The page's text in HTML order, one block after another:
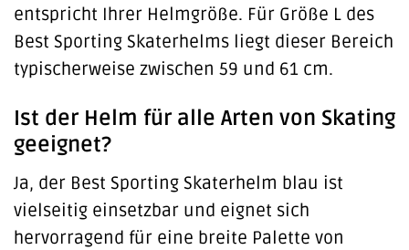
entspricht Ihrer Helmgröße. Für Größe L des
Best Sporting Skaterhelms liegt dieser Bereich
typischerweise zwischen 59 und 61 cm.
Ist der Helm für alle Arten von Skating
geeignet?
Ja, der Best Sporting Skaterhelm blau ist
vielseitig einsetzbar und eignet sich
hervorragend für eine breite Palette von